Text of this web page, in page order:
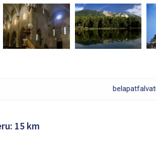
15 km